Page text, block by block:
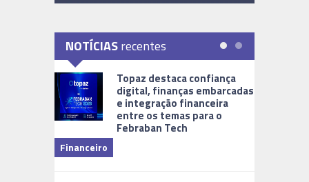
NOTÍCIASrecentes
Topaz destaca confiança
digital, finanças embarcadas
e integração financeira
entre os temas para o
Febraban Tech
Financeiro